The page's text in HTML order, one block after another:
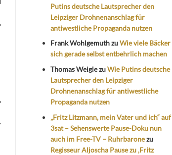
Putins deutsche Lautsprecher den
Leipziger Drohnenanschlag für
antiwestliche Propaganda nutzen
Frank WohlgemuthzuWie viele Bäcker
sich gerade selbst entbehrlich machen
Thomas WeiglezuWie Putins deutsche
Lautsprecher den Leipziger
Drohnenanschlag für antiwestliche
Propaganda nutzen
„Fritz Litzmann, mein Vater und ich“ auf
3sat – Sehenswerte Pause-Doku nun
auch im Free-TV – Ruhrbaronezu
Regisseur Aljoscha Pause zu ‚Fritz